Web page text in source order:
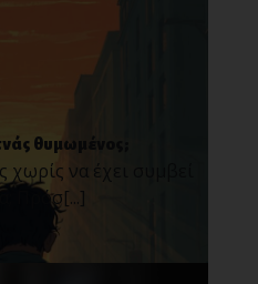
θυμωμένος;
να έχει συμβεί
Πρόσ[...]